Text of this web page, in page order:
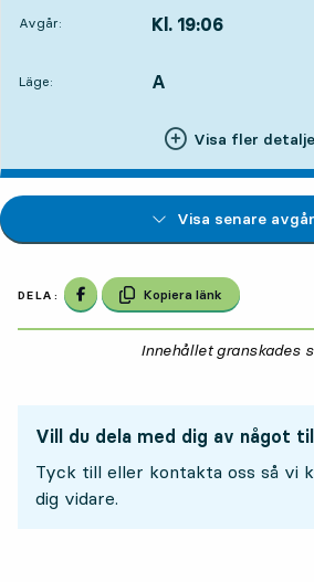
Avgår: Kl. 19:06
Läge:
LÄGE, A
,
Visa fler
Visa senare
DELA: Dela på Facebook
Kopiera länk
Innehållet granskades
Vill du dela med dig av något
Tyck till eller kontakta oss så vi
dig vidare.